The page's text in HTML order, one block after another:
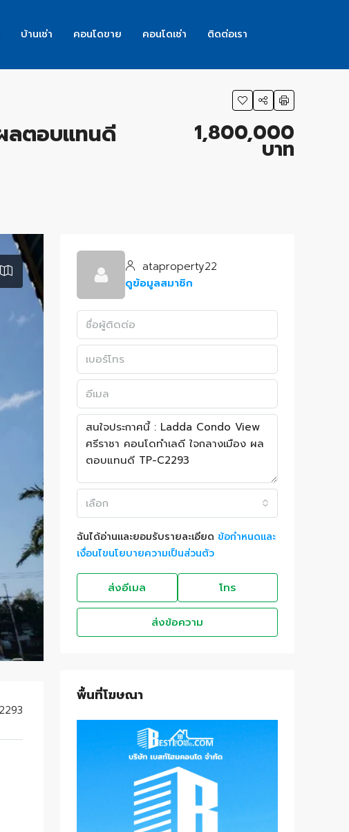
บ้านเช่า คอนโดขาย คอนโดเช่า ติดต่อเรา
ลตอบแทนดี 1,800,000
บาท
ataproperty22
ดูข้อมูลสมาชิก
เลือก
ฉันได้อ่านและยอมรับรายละเอียด ข้อกำหนดและ
เงื่อนไขนโยบายความเป็นส่วนตัว
ส่งอีเมล โทร
ส่งข้อความ
พื้นที่โฆษณา